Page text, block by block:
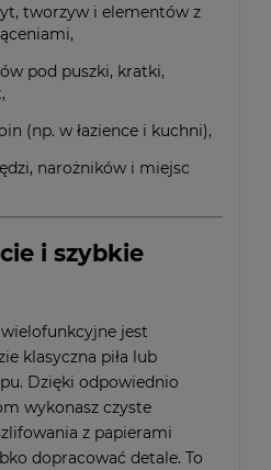
tworzyw i elementów z
pod puszki, kratki,
(np. w łazience i kuchni),
narożników i miejsc
i szybkie
jest
klasyczna piła lub
Dzięki odpowiednio
wykonasz czyste
z papierami
dopracować detale. To